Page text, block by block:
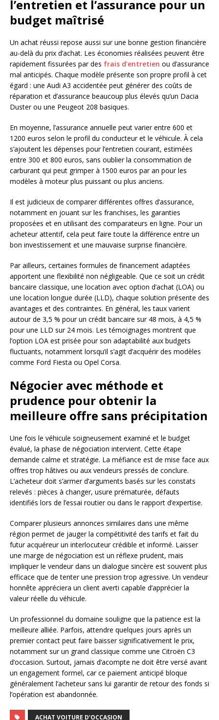
l’entretien et l’assurance pour un
budget maîtrisé
Un achat réussi repose aussi sur une bonne gestion financière
au-delà du prix d’achat. Les économies réalisées peuvent être
rapidement fissurées par des frais d’entretien ou d’assurance
mal anticipés. Chaque modèle présente son propre profil à cet
égard : une Audi A3 accidentée peut générer des coûts de
réparation et d’assurance beaucoup plus élevés qu’un Dacia
Duster ou une Peugeot 208 basiques.
En moyenne, l’assurance annuelle peut varier entre 600 et
1200 euros selon le profil du conducteur et le véhicule. À cela
s’ajoutent les dépenses pour l’entretien courant, estimées
entre 300 et 800 euros, sans oublier la consommation de
carburant qui peut grimper à 1500 euros par an pour les
modèles à moteur plus puissant ou plus anciens.
Il est judicieux de comparer différentes offres d’assurance,
notamment en jouant sur les franchises, les garanties
proposées et en utilisant des comparateurs en ligne. Pour un
acheteur attentif, cela peut faire toute la différence entre un
bon investissement et une mauvaise surprise financière.
Par ailleurs, certaines formules de financement adaptées
apportent une flexibilité non négligeable. Que ce soit un crédit
bancaire classique, une location avec option d’achat (LOA) ou
une location longue durée (LLD), chaque solution présente des
avantages et des contraintes. En général, les taux varient
autour de 3,5 % pour un crédit bancaire sur 48 mois, à 4,5 %
pour une LLD sur 24 mois. Les témoignages montrent que
l’option LOA est prisée pour son adaptabilité aux budgets
fluctuants, notamment lorsqu’il s’agit d’acquérir des modèles
comme Ford Fiesta ou Opel Corsa.
Négocier avec méthode et
prudence pour obtenir la
meilleure offre sans précipitation
Une fois le véhicule soigneusement examiné et le budget
évalué, la phase de négociation intervient. Cette étape
demande calme et stratégie. La méfiance est de mise face aux
offres trop hâtives ou aux vendeurs pressés de conclure.
L’acheteur doit s’armer d’arguments basés sur les constats
relevés : pièces à changer, usure prématurée, défauts
identifiés lors de l’essai routier ou dans le rapport d’expertise.
Comparer plusieurs annonces similaires dans une même
région permet de jauger la compétitivité des tarifs et fait du
futur acquéreur un interlocuteur crédible et informé. Laisser
une marge de négociation est un réflexe prudent, mais
impliquer le vendeur dans un dialogue sincère est souvent plus
efficace que de tenter une pression trop agressive. Un vendeur
honnête appréciera un client averti capable d’apprécier la
valeur réelle du véhicule.
Un professionnel du domaine souligne que la patience est la
meilleure alliée. Parfois, attendre quelques jours après un
premier contact peut faire baisser significativement le prix,
notamment sur un grand classique comme une Citroën C3
d’occasion. Surtout, jamais d’acompte ne doit être versé avant
un engagement formel, car ce paiement anticipé bloque
généralement l’acheteur sans lui garantir de retour des fonds si
l’opération est abandonnée.
ACHAT VOITURE D’OCCASION